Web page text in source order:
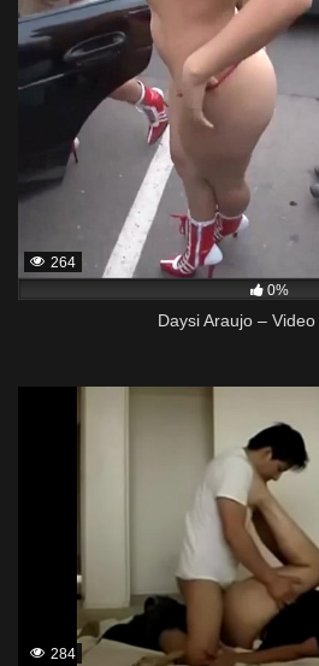
264
0%
Daysi Araujo –
284